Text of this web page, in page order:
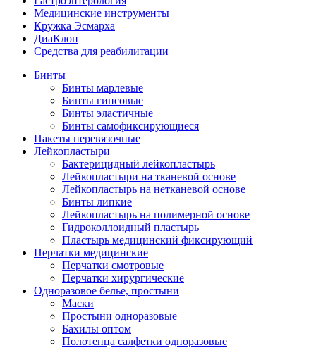
Медицинские инструменты
Кружка Эсмарха
ДиаКлон
Средства для реабилитации
Бинты
Бинты марлевые
Бинты гипсовые
Бинты эластичные
Бинты самофиксирующиеся
Пакеты перевязочные
Лейкопластыри
Бактерицидный лейкопластырь
Лейкопластыри на тканевой основе
Лейкопластырь на нетканевой основе
Бинты липкие
Лейкопластырь на полимерной основе
Гидроколлоидный пластырь
Пластырь медицинский фиксирующий
Перчатки медицинские
Перчатки смотровые
Перчатки хирургические
Одноразовое белье, простыни
Маски
Простыни одноразовые
Бахилы оптом
Полотенца салфетки одноразовые